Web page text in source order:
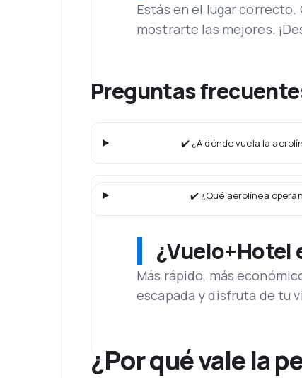
Estás en el lugar
mostrarte las mejores.
Preguntas
✔️ ¿A dónde vuela la
✔️ ¿Qué aerolínea
¿Vuelo+Hotel
Más rápido, más
escapada y disfruta de tu
¿Por qué vale la